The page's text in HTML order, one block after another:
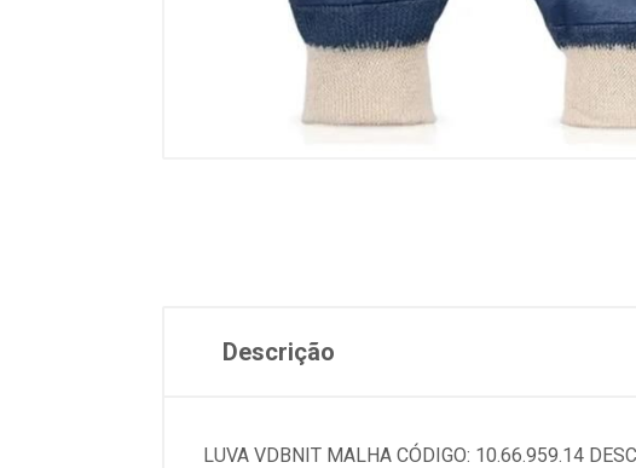
Descrição
LUVA VDBNIT MALHA CÓDIGO: 10.66.959.14